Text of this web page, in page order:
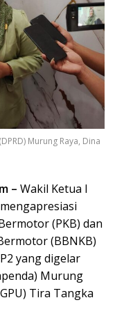
Murung Raya, Dina
– Wakil Ketua I
(PKB) dan
(BBNKB)
yang digelar
Murung
Tira Tangka